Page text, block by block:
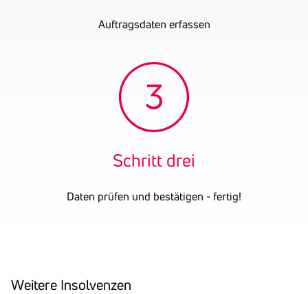
Auftragsdaten erfassen
Schritt drei
Daten prüfen und bestätigen - fertig!
Weitere Insol­venzen